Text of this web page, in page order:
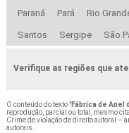
Paraná Pará Rio
Santos Sergipe São
Verifique as regiões que
O conteúdo do texto "Fábrica de Anel
reprodução, parcial ou total, mesmo
Crime de violação de direito autoral –
autorais.